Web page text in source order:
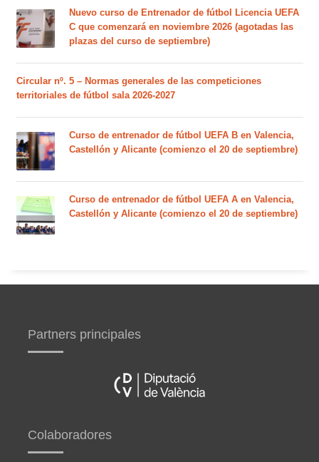
Nuevo curso de Entrenador de fútbol Licencia UEFA
C que comenzará en noviembre 2026 (agotadas las
plazas del curso de septiembre)
Circular nº. 5 – Normas generales de las competiciones
territoriales de fútbol sala 2026-2027
Curso de entrenador de fútbol UEFA B en Valencia,
Castellón y Alicante (comienzo el 20 de septiembre)
Curso de entrenador de fútbol UEFA A en Valencia,
Castellón y Alicante (comienzo el 20 de septiembre)
Partners principales
Colaboradores